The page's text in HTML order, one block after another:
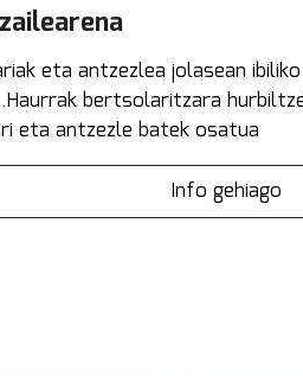
eta antzezlea jolasean
bertsolaritzara
eta antzezle batek osatua
Info gehiago